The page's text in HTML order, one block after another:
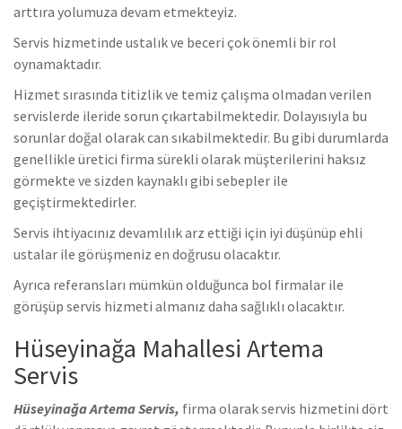
arttıra yolumuza devam etmekteyiz.
Servis hizmetinde ustalık ve beceri çok önemli bir rol
oynamaktadır.
Hizmet sırasında titizlik ve temiz çalışma olmadan verilen
servislerde ileride sorun çıkartabilmektedir. Dolayısıyla bu
sorunlar doğal olarak can sıkabilmektedir. Bu gibi durumlarda
genellikle üretici firma sürekli olarak müşterilerini haksız
görmekte ve sizden kaynaklı gibi sebepler ile
geçiştirmektedirler.
Servis ihtiyacınız devamlılık arz ettiği için iyi düşünüp ehli
ustalar ile görüşmeniz en doğrusu olacaktır.
Ayrıca referansları mümkün olduğunca bol firmalar ile
görüşüp servis hizmeti almanız daha sağlıklı olacaktır.
Hüseyinağa Mahallesi Artema
Servis
Hüseyinağa Artema Servis, firma olarak servis hizmetini dört